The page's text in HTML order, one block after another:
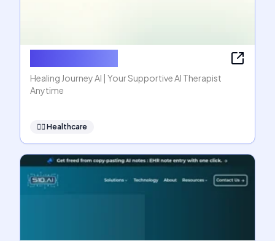
Healing Journey AI | Your Supportive AI Therapist
Anytime
👩‍⚕️ Healthcare